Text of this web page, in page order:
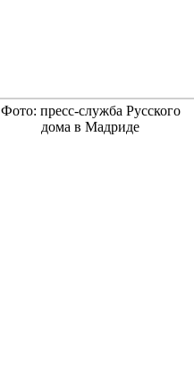
Фото: пресс-служба Русского
дома в Мадриде